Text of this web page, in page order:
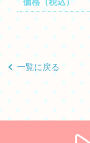
一覧に戻る